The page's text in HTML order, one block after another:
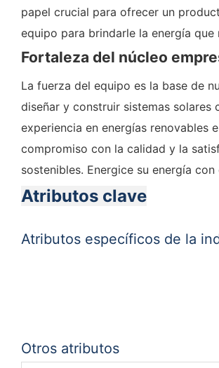
papel crucial para ofrecer un
equipo para brindarle la energía
Fortaleza del núcleo
La fuerza del equipo es la base de
diseñar y construir sistemas solares
experiencia en energías renovables
compromiso con la calidad y la
sostenibles. Energice su energía
Atributos clave
Atributos específicos de la
Otros atributos